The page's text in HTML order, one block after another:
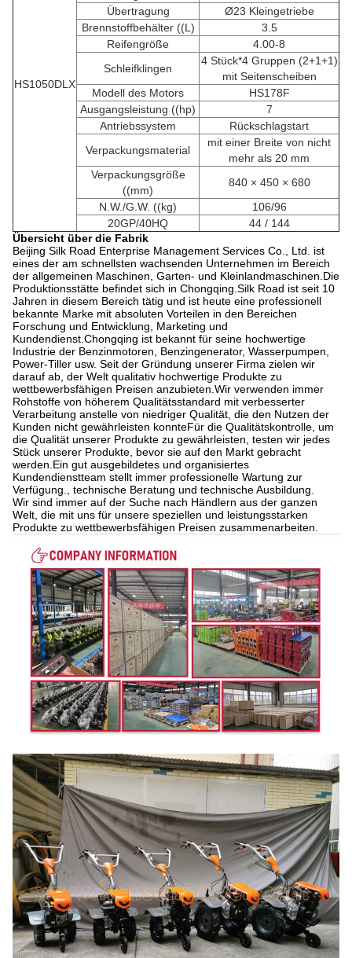
HS1050DLX
Übertragung
Ø23 Kleingetriebe
Brennstoffbehälter ((L)
3.5
Reifengröße
4.00-8
Schleifklingen
4 Stück*4 Gruppen (2+1+1)
mit Seitenscheiben
Modell des Motors
HS178F
Ausgangsleistung ((hp)
7
Antriebssystem
Rückschlagstart
Verpackungsmaterial
mit einer Breite von nicht
mehr als 20 mm
Verpackungsgröße
((mm)
840 × 450 × 680
N.W./G.W. ((kg)
106/96
20GP/40HQ
44 / 144
Übersicht über die Fabrik
Beijing Silk Road Enterprise Management Services Co., Ltd. ist
eines der am schnellsten wachsenden Unternehmen im Bereich
der allgemeinen Maschinen, Garten- und Kleinlandmaschinen.Die
Produktionsstätte befindet sich in Chongqing.Silk Road ist seit 10
Jahren in diesem Bereich tätig und ist heute eine professionell
bekannte Marke mit absoluten Vorteilen in den Bereichen
Forschung und Entwicklung, Marketing und
Kundendienst.Chongqing ist bekannt für seine hochwertige
Industrie der Benzinmotoren, Benzingenerator, Wasserpumpen,
Power-Tiller usw. Seit der Gründung unserer Firma zielen wir
darauf ab, der Welt qualitativ hochwertige Produkte zu
wettbewerbsfähigen Preisen anzubieten.Wir verwenden immer
Rohstoffe von höherem Qualitätsstandard mit verbesserter
Verarbeitung anstelle von niedriger Qualität, die den Nutzen der
Kunden nicht gewährleisten konnteFür die Qualitätskontrolle, um
die Qualität unserer Produkte zu gewährleisten, testen wir jedes
Stück unserer Produkte, bevor sie auf den Markt gebracht
werden.Ein gut ausgebildetes und organisiertes
Kundendienstteam stellt immer professionelle Wartung zur
Verfügung., technische Beratung und technische Ausbildung.
Wir sind immer auf der Suche nach Händlern aus der ganzen
Welt, die mit uns für unsere speziellen und leistungsstarken
Produkte zu wettbewerbsfähigen Preisen zusammenarbeiten.